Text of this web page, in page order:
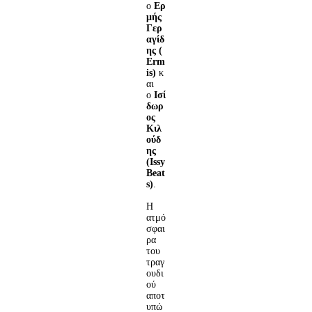
ο Ερ
μής
Γερ
αγίδ
ης (
Erm
is) κ
αι
ο Ισί
δωρ
ος
Κιλ
ούδ
ης
(Issy
Beat
s).
Η
ατμό
σφαι
ρα
του
τραγ
ουδι
ού
αποτ
υπώ